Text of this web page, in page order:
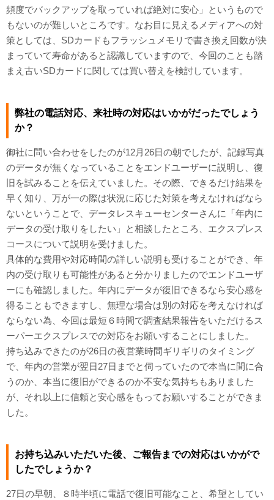
頻度でバックアップを取っていれば絶対に安心」というもので
もないのが難しいところです。なお目に見えるメディアへの対
策としては、SDカードもフラッシュメモリで書き換え回数が決
まっていて寿命があると認識していますので、今回のことも踏
まえ古いSDカードに関しては買い替えを検討しています。
弊社の電話対応、来社時の対応はいかがだったでしょう
か？
御社に問い合わせをしたのが12月26日の朝でしたが、記録写真
のデータが無くなっていることをエンドユーザーに説明し、復
旧を試みることを伝えていました。その際、できるだけ結果を
早く知り、万が一の際は状況に応じた対策を考えなければなら
ないということで、データレスキューセンターさんに「年内に
データの受け取りをしたい」と相談したところ、エクスプレス
コースについて説明を受けました。
具体的な費用や対応時間の詳しい説明も受けることができ、年
内の受け取りも可能性があると分かりましたのでエンドユーザ
ーにも確認しました。年内にデータが復旧できるなら安心感を
得ることもできますし、無理な場合は別の対応を考えなければ
ならない為、今回は最短６時間で調査結果報告をいただけるス
ーパーエクスプレスでの対応をお願いすることにしました。
持ち込みできたのが26日の夜営業時間ギリギリのタイミング
で、年内の営業が翌日27日までと伺っていたので本当に間に合
うのか、本当に復旧ができるのか不安な気持ちもありました
が、それ以上に信頼と安心感をもってお願いすることができま
した。
お持ち込みいただいた後、ご報告までの対応はいかがで
したでしょうか？
27日の早朝、８時半頃に電話で復旧可能なこと、希望としてい